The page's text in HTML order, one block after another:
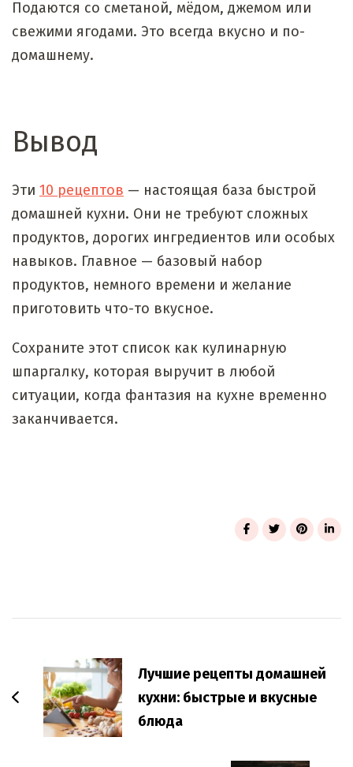
Подаются со сметаной, мёдом, джемом или
свежими ягодами. Это всегда вкусно и по-
домашнему.
Вывод
Эти 10 рецептов — настоящая база быстрой
домашней кухни. Они не требуют сложных
продуктов, дорогих ингредиентов или особых
навыков. Главное — базовый набор
продуктов, немного времени и желание
приготовить что-то вкусное.
Сохраните этот список как кулинарную
шпаргалку, которая выручит в любой
ситуации, когда фантазия на кухне временно
заканчивается.
Navigation
Лучшие рецепты домашней
кухни: быстрые и вкусные
блюда